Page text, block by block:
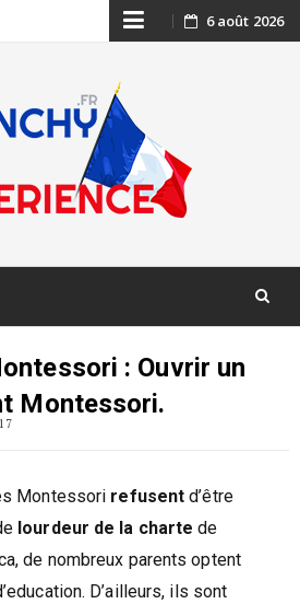
Skip
content
6 août 2026
: Ouvrir un
Montessori.
Montessori refusent d’être
lourdeur de la chartede
de nombreux parents optent
D’ailleurs, ils sont